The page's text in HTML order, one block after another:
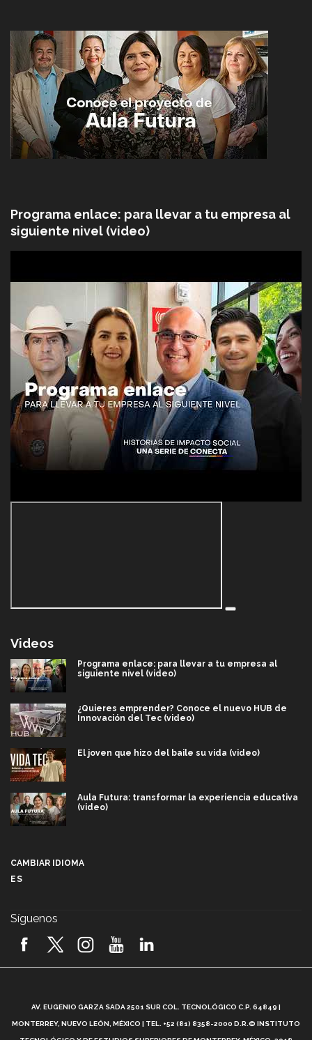
Programa enlace: para llevar a tu empresa al
siguiente nivel (video)
Videos
Programa enlace: para llevar a tu empresa al
siguiente nivel (video)
¿Quieres emprender? Conoce el nuevo HUB de
Innovación del Tec (video)
El joven que hizo del baile su vida (video)
Aula Futura: transformar la experiencia educativa
(video)
2026! (video)
¿Cómo es el Modelo Educativo Tec? (video)
CAMBIAR IDIOMA
ES
Síguenos
AV. EUGENIO GARZA SADA 2501 SUR COL. TECNOLÓGICO C.P. 64849 |
MONTERREY, NUEVO LEÓN, MÉXICO | TEL. +52 (81) 8358-2000 D.R.© INSTITUTO